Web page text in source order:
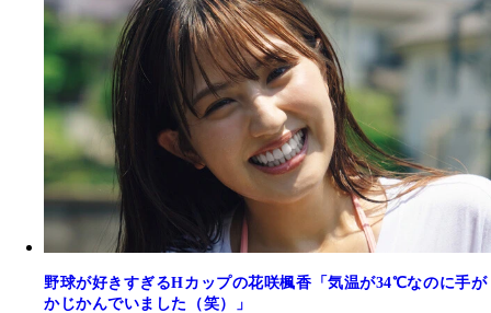
野球が好きすぎるHカップの花咲楓香「気温が34℃なのに手が
かじかんでいました（笑）」